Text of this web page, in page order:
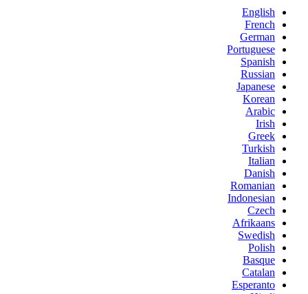
English
French
German
Portuguese
Spanish
Russian
Japanese
Korean
Arabic
Irish
Greek
Turkish
Italian
Danish
Romanian
Indonesian
Czech
Afrikaans
Swedish
Polish
Basque
Catalan
Esperanto